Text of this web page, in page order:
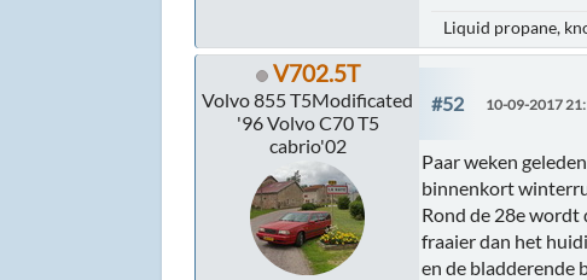
Liquid propane,
V702.5T
Volvo 855 T5Modificated
'96 Volvo C70 T5
cabrio'02
#52 10-09-2017
Paar weken
binnenkort
Rond de 28e wordt
fraaier dan het
en de bladderende